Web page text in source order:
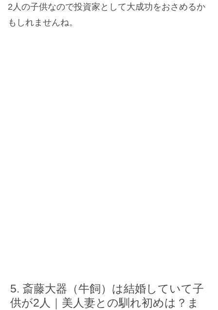
2人の子供なので投資家として大成功をおさめるか
もしれませんね。
斎藤大器（牛飼）は結婚していて子
供が2人｜美人妻との馴れ初めは？ま